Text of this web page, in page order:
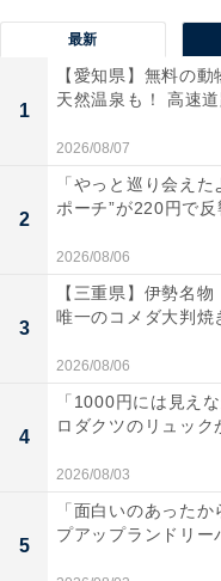
最新
1
【愛知県】無料の
天然温泉も！ 高速
2026/08/07
2
「やっと巡り会え
ポーチ”が220円で反
2026/08/06
3
【三重県】伊勢名
唯一のコメダ大判焼
2026/08/06
4
「1000円には見え
ロダクツのリュック
2026/08/03
5
「面白いのあった
プアップランドリー